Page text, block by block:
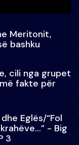
Meritonit,
bashku
cili nga grupet
fakte për
Eglës/“Fol
- Big
3